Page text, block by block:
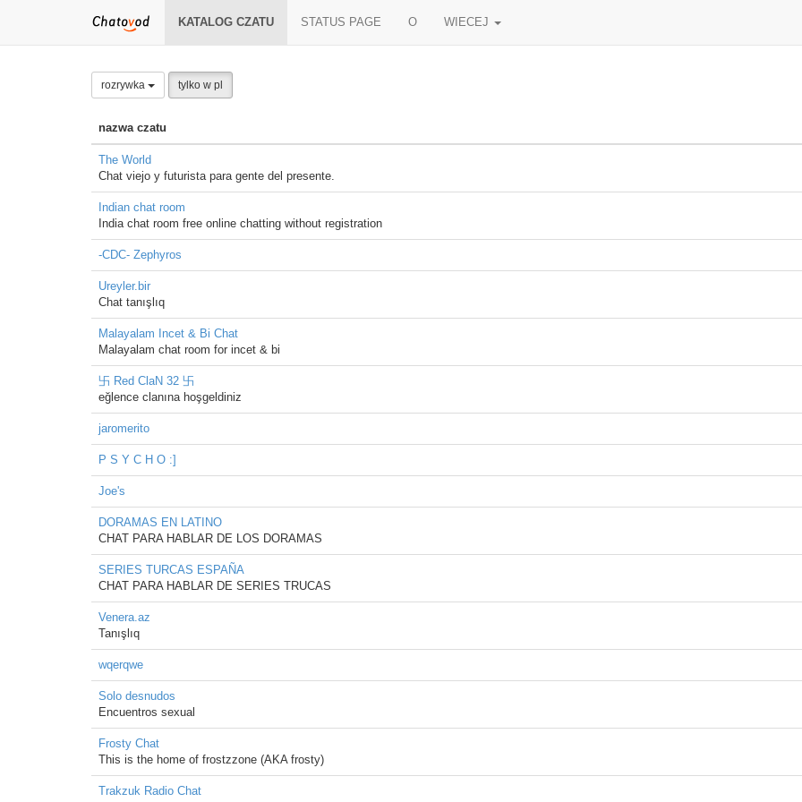
KATALOG CZATU STATUS PAGE O WIECEJ
rozrywka tylko w pl
nazwa czatu
The World
Chat viejo y futurista para gente del presente.
Indian chat room
India chat room free online chatting without registration
-CDC- Zephyros
Ureyler.bir
Chat tanışlıq
Malayalam Incet & Bi Chat
Malayalam chat room for incet & bi
卐 Red ClaN 32 卐
eğlence clanına hoşgeldiniz
jaromerito
P S Y C H O :]
Joe's
DORAMAS EN LATINO
CHAT PARA HABLAR DE LOS DORAMAS
SERIES TURCAS ESPAÑA
CHAT PARA HABLAR DE SERIES TRUCAS
Venera.az
Tanışlıq
wqerqwe
Solo desnudos
Encuentros sexual
Frosty Chat
This is the home of frostzzone (AKA frosty)
Trakzuk Radio Chat